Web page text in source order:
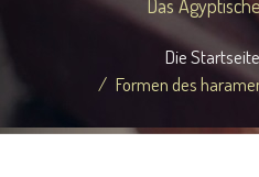
Das
Die Startseite
Formen des